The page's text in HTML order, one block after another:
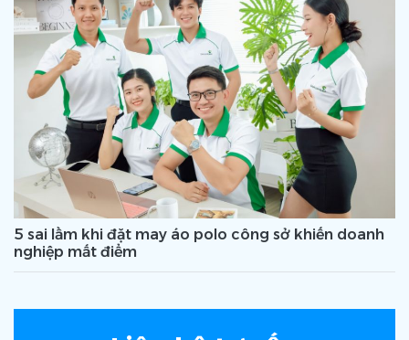
5 sai lầm khi đặt may áo polo công sở khiến doanh
nghiệp mất điểm